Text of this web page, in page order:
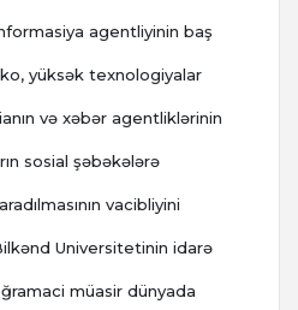
agentliyinin baş
yüksək texnologiyalar
və xəbər agentliklərinin
sosial şəbəkələrə
vacibliyini
Universitetinin idarə
müasir dünyada